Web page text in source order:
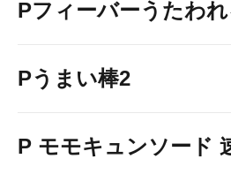
Pフィーバーうたわ
Pうまい棒2
P モモキュンソード